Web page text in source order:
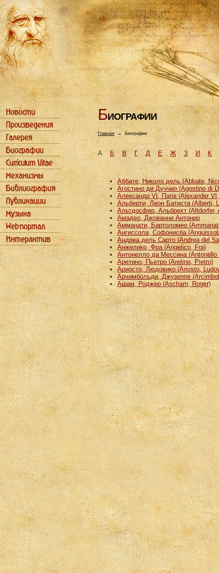
БИОГРАФИИ
Главная→ Биографии
АБ В Г Д Е Ж З И К
Аббате, Николо дель (Abbate,
Агостино ди Дуччио (Agostino di
Александр VI, Папа (Alexander
Альберти, Леон Батиста (Alberti,
Альтдосфер, Альбрехт (Altdorfer,
Амадео, Джованни Антонио
Амманати, Бартоломео
Ангиссола, Софонисба
Андреа дель Сарто (Andrea del
Анжелико, Фра (Angelico, Fra)
Антонелло да Мессина (Antonello
Аретино, Пьетро (Aretino, Pietro)
Ариосто, Людовико (Ariosto,
Арчимбольди, Джузеппе
Ашам, Роджер (Ascham, Roger)